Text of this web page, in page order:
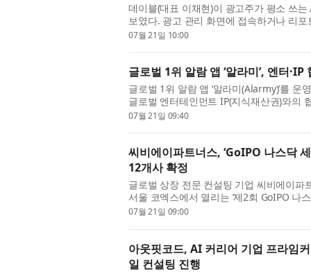
데이블(대표 이채현)이 광고주가 평소 쓰
보였다. 광고 관리 화면에 접속하거나 리
서에 데이블 계정을 한 번 연결해두면 ‘이
07월 21일 10:00
글로벌 1위 알람 앱 ‘알라미’, 엔터
글로벌 1위 알람 앱 ‘알라미(Alarmy)’를
글로벌 엔터테인먼트 IP(지식재산권)와의
반드시 거치는 알람 화면을 아티스트·IP와
07월 21일 09:40
씨비에이파트너스, ‘GoIPO 나스닥
12개사 확정
글로벌 상장 전문 컨설팅 기업 씨비에이
서울 코엑스에서 열리는 ‘제2회 GoIPO 나
폰서 라인업을 확정했다. 이번 행사에는
07월 21일 09:00
아웃핏코드, AI 커리어 기업 프라임
일 컨설팅 진행